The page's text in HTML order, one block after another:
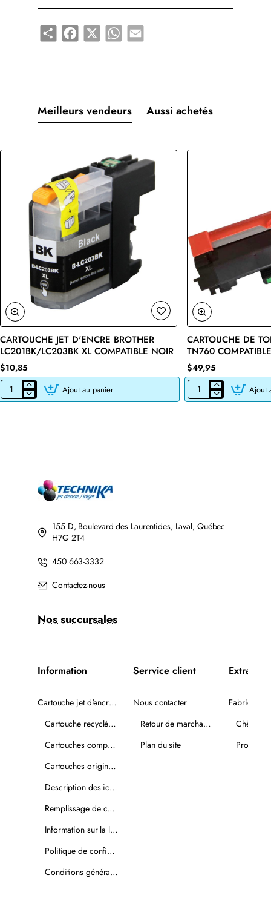
Share Facebook
X WhatsApp
Email
Meilleurs vendeurs Aussi achetés
🔥 Bestseller
CARTOUCHE JET D'ENCRE BROTHER
LC201BK/LC203BK XL COMPATIBLE NOIR
$10,85
CARTOUCHE
JET
Ajout au panier
CARTOUCHE DE
TN760
$49,95
CARTOUCHE
DE
Ajout
155 D, Boulevard des Laurentides, Laval, Québec
H7G 2T4
450 663-3332
Contactez-nous
Nos succursales
Information
Cartouche jet d'encre recyclée
Cartouche recyclée PLUS
Cartouches compatibles
Cartouches originales
Description des icônes
Remplissage de cartouches
Information sur la livraison
Politique de confidentialité
Conditions générales de vente
Serrvice client
Nous contacter
Retour de marchandise
Plan du site
Extra
Fabricants